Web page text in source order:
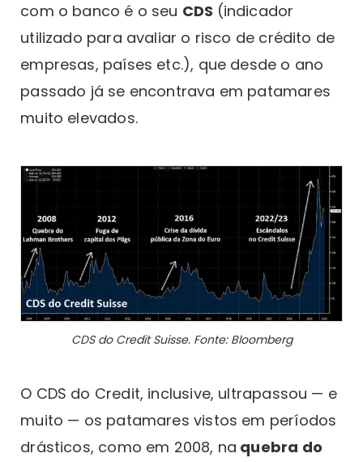
com o banco é o seu CDS (indicador
utilizado para avaliar o risco de crédito de
empresas, países etc.), que desde o ano
passado já se encontrava em patamares
muito elevados.
CDS do Credit Suisse. Fonte: Bloomberg
O CDS do Credit, inclusive, ultrapassou — e
muito — os patamares vistos em períodos
drásticos, como em 2008, na quebra do